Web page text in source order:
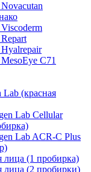
C71
Lab (красная
Lab Cellular
Lab ACR-C Plus
лица (1 пробирка)
лица (2 пробирки)